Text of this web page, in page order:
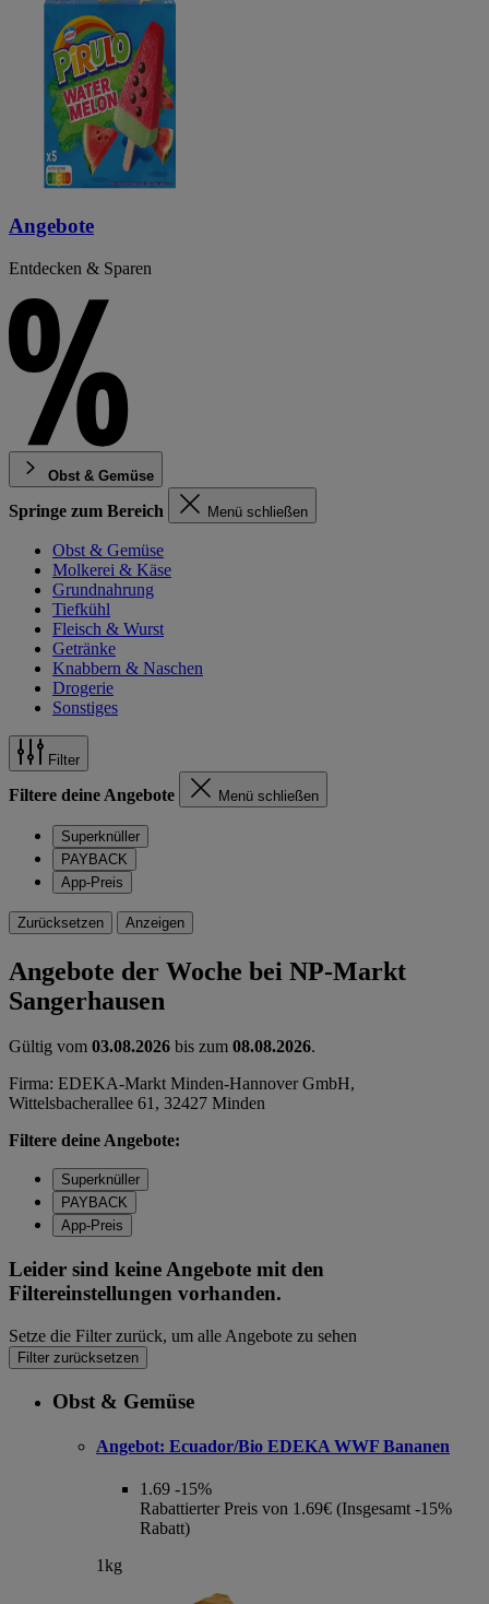
Angebote
Entdecken & Sparen
Obst & Gemüse
Springe zum Bereich Menü schließen
Obst & Gemüse
Molkerei & Käse
Grundnahrung
Tiefkühl
Fleisch & Wurst
Getränke
Knabbern & Naschen
Drogerie
Sonstiges
Filter
Filtere deine Angebote Menü schließen
Superknüller
PAYBACK
App-Preis
Zurücksetzen Anzeigen
Angebote der Woche bei NP-Markt
Sangerhausen
Gültig vom 03.08.2026 bis zum 08.08.2026.
Firma: EDEKA-Markt Minden-Hannover GmbH,
Wittelsbacherallee 61, 32427 Minden
Filtere deine Angebote:
Superknüller
PAYBACK
App-Preis
Leider sind keine Angebote mit den
Filtereinstellungen vorhanden.
Setze die Filter zurück, um alle Angebote zu sehen
Filter zurücksetzen
Obst & Gemüse
Angebot: Ecuador/Bio EDEKA WWF Bananen
1.69 -15%
Rabattierter Preis von 1.69€ (Insgesamt -15%
Rabatt)
1kg